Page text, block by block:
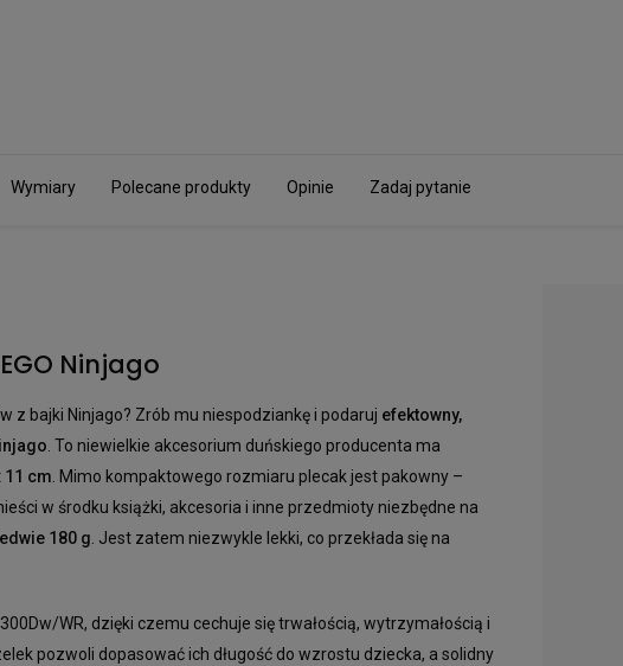
Wymiary Polecane produkty Opinie Zadaj pytanie
Ninjago
z bajki Ninjago? Zrób mu niespodziankę i podaruj efektowny,
. To niewielkie akcesorium duńskiego producenta ma
11 cm. Mimo kompaktowego rozmiaru plecak jest pakowny –
w środku książki, akcesoria i inne przedmioty niezbędne na
180 g. Jest zatem niezwykle lekki, co przekłada się na
WR, dzięki czemu cechuje się trwałością, wytrzymałością i
pozwoli dopasować ich długość do wzrostu dziecka, a solidny